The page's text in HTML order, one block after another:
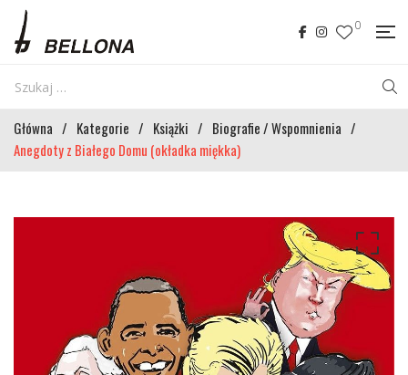
0
Główna / Kategorie / Książki / Biografie / Wspomnienia /
Anegdoty z Białego Domu (okładka miękka)